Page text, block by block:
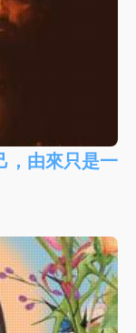
，由來只是一